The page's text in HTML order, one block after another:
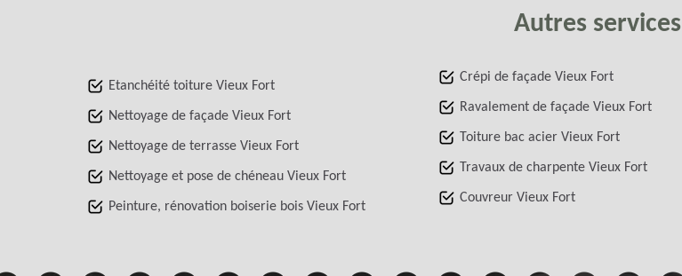
Autres services
Etanchéité toiture Vieux Fort
Nettoyage de façade Vieux Fort
Nettoyage de terrasse Vieux Fort
Nettoyage et pose de chéneau Vieux Fort
Peinture, rénovation boiserie bois Vieux Fort
Crépi de façade Vieux Fort
Ravalement de façade Vieux Fort
Toiture bac acier Vieux Fort
Travaux de charpente Vieux Fort
Couvreur Vieux Fort